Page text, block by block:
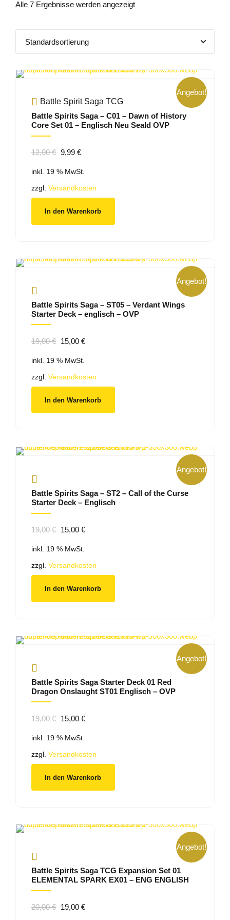
Alle 7 Ergebnisse werden angezeigt
Angebot!
Battle Spirit Saga TCG
Battle Spirits Saga – C01 – Dawn of History
Core Set 01 – Englisch Neu Seald OVP
12,00€ Ursprünglicher
war:
12,00 €
9,99 €Aktueller
ist:
9,99 €.
inkl. 19 % MwSt.
zzgl. Versandkosten
In den Warenkorb
Angebot!
Battle Spirits Saga – ST05 – Verdant Wings
Starter Deck – englisch – OVP
19,00€ Ursprünglicher
war:
19,00 €
15,00 €Aktueller
15,00 €.
inkl. 19 % MwSt.
zzgl. Versandkosten
In den Warenkorb
Angebot!
Battle Spirits Saga – ST2 – Call of the Curse
Starter Deck – Englisch
19,00€ Ursprünglicher
war:
19,00 €
15,00 €Aktueller
15,00 €.
inkl. 19 % MwSt.
zzgl. Versandkosten
In den Warenkorb
Angebot!
Battle Spirits Saga Starter Deck 01 Red
Dragon Onslaught ST01 Englisch – OVP
19,00€ Ursprünglicher
war:
19,00 €
15,00 €Aktueller
15,00 €.
inkl. 19 % MwSt.
zzgl. Versandkosten
In den Warenkorb
Angebot!
Battle Spirits Saga TCG Expansion Set 01
ELEMENTAL SPARK EX01 – ENG ENGLISH
20,00€ Ursprünglicher
19,00 €Aktueller